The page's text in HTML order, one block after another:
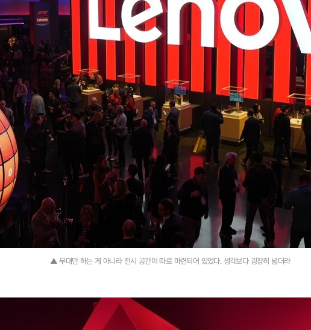
▲ 무대만 하는 게 아니라 전시 공간이 따로 마련되어 있었다. 생각보다 굉장히 넓더라